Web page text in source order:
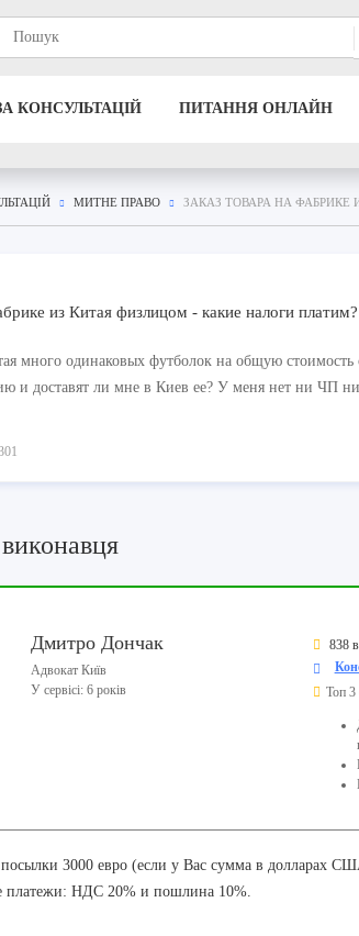
КОНСУЛЬТАЦIЙ ПИТАННЯ ОНЛАЙН
МИТНЕ ПРАВО ЗАКАЗ ТОВАРА НА
из Китая физлицом - какие налоги платим?
много одинаковых футболок на общую
и доставят ли мне в Киев ее? У меня нет ни ЧП
Дмитро Дончак
Адвокат Київ
У сервісі: 6 років
838
Топ 3
3000 евро (если у Вас сумма в долларах
платежи: НДС 20% и пошлина 10%.